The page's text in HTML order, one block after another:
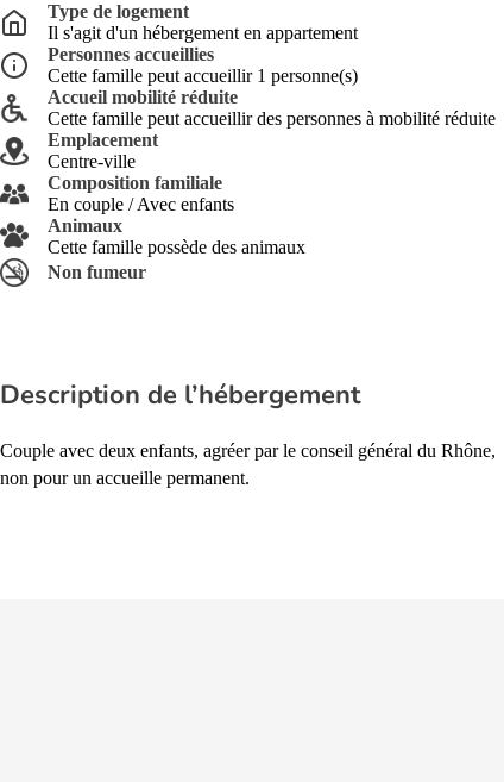
Type de logement
Il s'agit d'un hébergement en appartement
Personnes accueillies
Cette famille peut accueillir 1 personne(s)
Accueil mobilité réduite
Cette famille peut accueillir des personnes à mobilité réduite
Emplacement
Centre-ville
Composition familiale
En couple / Avec enfants
Animaux
Cette famille possède des animaux
Non fumeur
Description de l’hébergement
Couple avec deux enfants, agréer par le conseil général du Rhône,
non pour un accueille permanent.